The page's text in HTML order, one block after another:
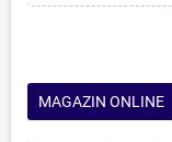
MAGAZIN ONLINE